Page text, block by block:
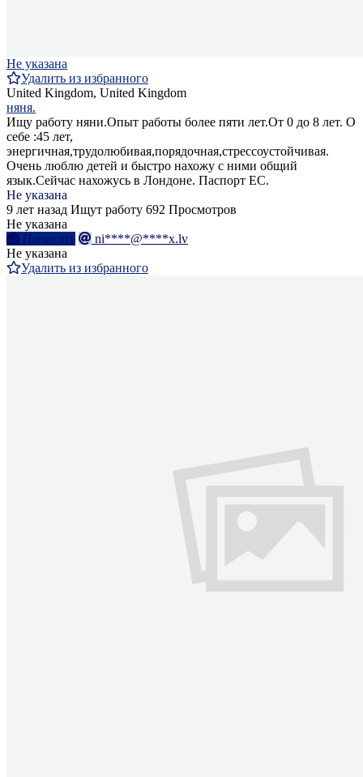
Не указана
Удалить из избранного
United Kingdom, United Kingdom
няня.
Ищу работу няни.Опыт работы более пяти лет.От 0 до 8 лет. О
себе :45 лет,
энергичная,трудолюбивая,порядочная,стрессоустойчивая.
Очень люблю детей и быстро нахожу с ними общий
язык.Сейчас нахожусь в Лондоне. Паспорт ЕС.
Не указана
9 лет назад Ищут работу 692 Просмотров
Не указана
Написать
ni****@****x.lv
Не указана
Удалить из избранного